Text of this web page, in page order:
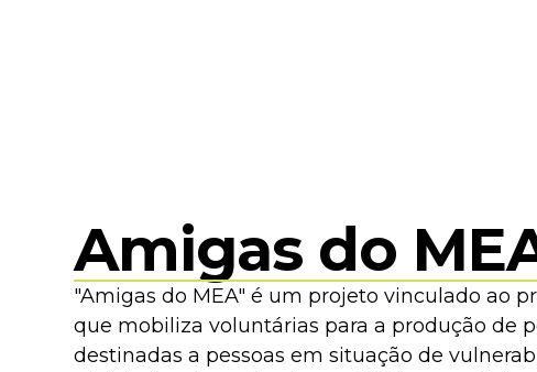
Amigas do
"Amigas do MEA" é um projeto vinculado ao
que mobiliza voluntárias para a produção de
destinadas a pessoas em situação de